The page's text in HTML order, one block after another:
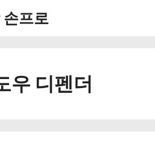
손프로
우 디펜더